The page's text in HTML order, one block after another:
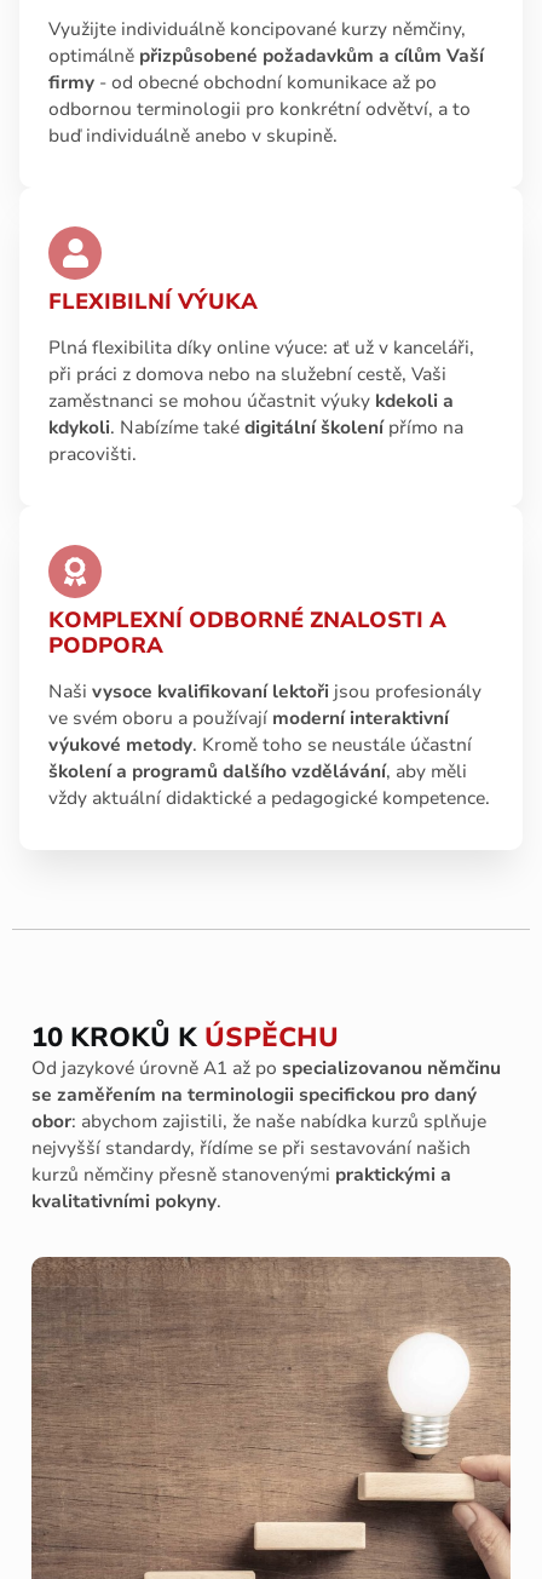
Využijte individuálně koncipované kurzy němčiny,
optimálně přizpůsobené požadavkům a cílům Vaší
firmy - od obecné obchodní komunikace až po
odbornou terminologii pro konkrétní odvětví, a to
buď individuálně anebo v skupině.
FLEXIBILNÍ VÝUKA
Plná flexibilita díky online výuce: ať už v kanceláři,
při práci z domova nebo na služební cestě, Vaši
zaměstnanci se mohou účastnit výuky kdekoli a
kdykoli. Nabízíme také digitální školenípřímo na
pracovišti.
KOMPLEXNÍ ODBORNÉ ZNALOSTI A
PODPORA
Naši vysoce kvalifikovaní lektoři jsou profesionály
ve svém oboru a používají moderní interaktivní
výukové metody. Kromě toho se neustále účastní
školení a programů dalšího vzdělávání, aby měli
vždy aktuální didaktické a pedagogické kompetence.
10 KROKŮ K ÚSPĚCHU
Od jazykové úrovně A1 až po specializovanou němčinu
se zaměřením na terminologii specifickou pro daný
obor: abychom zajistili, že naše nabídka kurzů splňuje
nejvyšší standardy, řídíme se při sestavování našich
kurzů němčiny přesně stanovenými praktickými a
kvalitativními pokyny.